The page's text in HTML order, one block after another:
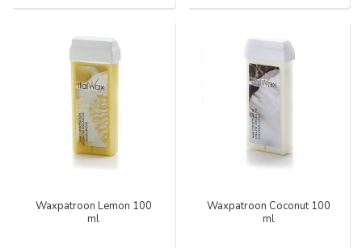
Waxpatroon Lemon 100
ml
Waxpatroon Coconut 100
ml